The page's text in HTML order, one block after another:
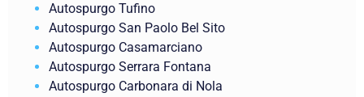
Autospurgo Tufino
Autospurgo San Paolo Bel Sito
Autospurgo Casamarciano
Autospurgo Serrara Fontana
Autospurgo Carbonara di Nola